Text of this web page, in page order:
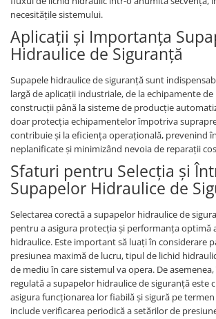
Pistoane
Turbosuflanta
Diverse piese motor
Injectoare
Chiuloasa
Vibrochen - ax came - arbore cotit
Camasa piston
Termoflot
Cablu acceleratie
Senzori de presiune ulei
Vaporizatoare
Radiatoare AC
Piese frana
Discuri de frana
Etrieri
Piese Iveco
Piese Nifty Lift
Piese Grove
Piese motor Perkins
Piese Deutz Fahr
Piese Atlas Copco
Piese Hitachi
Piese Vermeer
Piese Gehl
Piese Socage
Piese Kaeser
Piese Wacker Neuson
Piese David Brown
Piese Mc Cormick
necesitățile sistemului.
Aplicații și Importanța
Hidraulice de Siguranță
Supapele hidraulice de siguranță sunt
largă de aplicații industriale, de la echipamente
construcții până la sisteme de producție
doar protecția echipamentelor împotriva
contribuie și la eficiența operațională, prevenind
neplanificate și minimizând nevoia de reparații
Sfaturi pentru Selecția și
Supapelor Hidraulice de
Selectarea corectă a supapelor hidraulice de
pentru a asigura protecția și performanța optimă
hidraulice. Este important să luați în considerare
presiunea maximă de lucru, tipul de lichid
de mediu în care sistemul va opera. De
regulată a supapelor hidraulice de siguranță este
asigura funcționarea lor fiabilă și sigură pe
include verificarea periodică a setărilor de